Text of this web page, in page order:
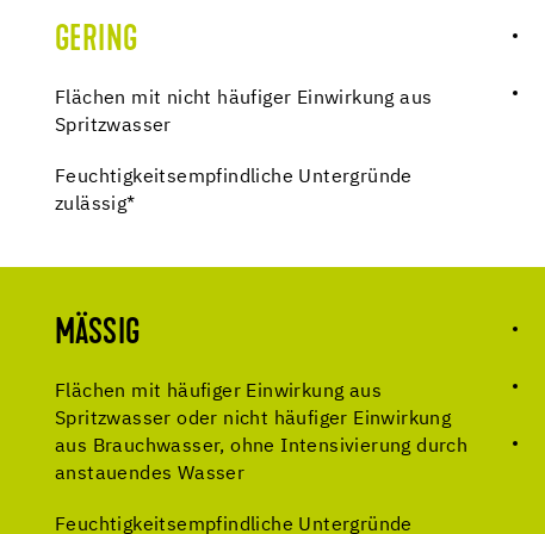
GERING
Flächen mit nicht häufiger Einwirkung aus
Spritzwasser
Feuchtigkeitsempfindliche Untergründe
zulässig*
MÄSSIG
Flächen mit häufiger Einwirkung aus
Spritzwasser oder nicht häufiger Einwirkung
aus Brauchwasser, ohne Intensivierung durch
anstauendes Wasser
Feuchtigkeitsempfindliche Untergründe